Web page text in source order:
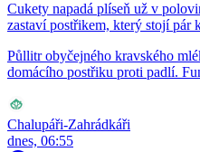
Cukety napadá plíseň už v
zastaví postřikem, který stojí pár
Půllitr obyčejného kravského
domácího postřiku proti padlí.
Chalupáři-Zahrádkáři
dnes, 06:55